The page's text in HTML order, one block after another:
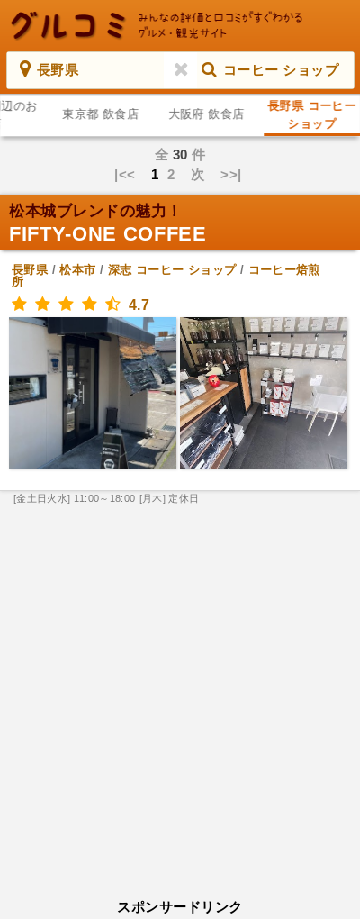
長野県 コーヒー ショップ
のお
東京都 飲食店 大阪府 飲食店
長野県 コーヒー
ショップ
全 30 件
|<< 1 2 次 >>|
松本城ブレンドの魅力！
FIFTY-ONE COFFEE
長野県/松本市 / 深志 コーヒー ショップ/ コーヒー焙煎
所
4.7
[金土日火水] 11:00～18:00 [月木] 定休日
スポンサードリンク